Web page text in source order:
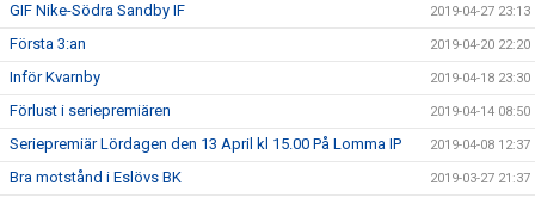
GIF Nike-Södra Sandby IF 2019-04-27 23:13
Första 3:an 2019-04-20 22:20
Inför Kvarnby 2019-04-18 23:30
Förlust i seriepremiären 2019-04-14 08:50
Seriepremiär Lördagen den 13 April kl 15.00 På Lomma IP 2019-04-08 12:37
Bra motstånd i Eslövs BK 2019-03-27 21:37